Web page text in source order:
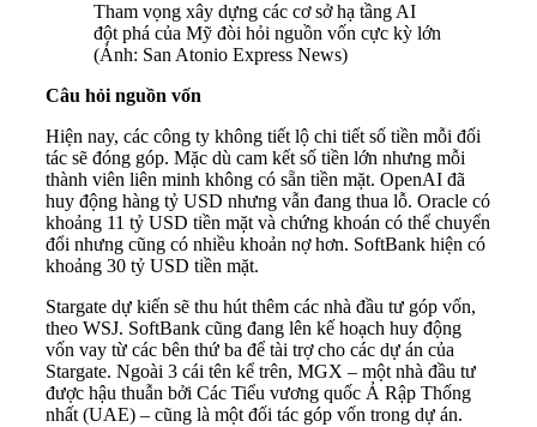
Tham vọng xây dựng các cơ sở hạ tầng AI
đột phá của Mỹ đòi hỏi nguồn vốn cực kỳ lớn
(Ảnh: San Atonio Express News)
Câu hỏi nguồn vốn
Hiện nay, các công ty không tiết lộ chi tiết số tiền mỗi đối
tác sẽ đóng góp. Mặc dù cam kết số tiền lớn nhưng mỗi
thành viên liên minh không có sẵn tiền mặt. OpenAI đã
huy động hàng tỷ USD nhưng vẫn đang thua lỗ. Oracle có
khoảng 11 tỷ USD tiền mặt và chứng khoán có thể chuyển
đổi nhưng cũng có nhiều khoản nợ hơn. SoftBank hiện có
khoảng 30 tỷ USD tiền mặt.
Stargate dự kiến sẽ thu hút thêm các nhà đầu tư góp vốn,
theo WSJ. SoftBank cũng đang lên kế hoạch huy động
vốn vay từ các bên thứ ba để tài trợ cho các dự án của
Stargate. Ngoài 3 cái tên kể trên, MGX – một nhà đầu tư
được hậu thuẫn bởi Các Tiểu vương quốc Ả Rập Thống
nhất (UAE) – cũng là một đối tác góp vốn trong dự án.